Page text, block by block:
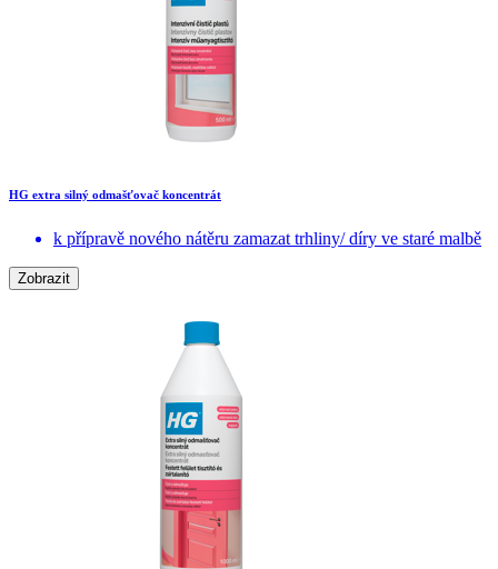
HG extra silný odmašťovač koncentrát
k přípravě nového nátěru zamazat trhliny/ díry ve staré malbě
Zobrazit